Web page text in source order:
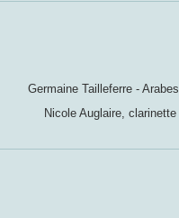
Germaine Tailleferre -
Nicole Auglaire,